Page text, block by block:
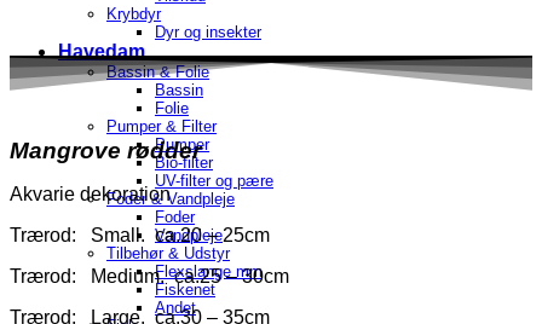
Krybdyr
Dyr og insekter
Havedam
Bassin & Folie
Bassin
Folie
Pumper & Filter
Pumper
Bio-filter
UV-filter og pære
Foder & Vandpleje
Foder
Vandpleje
Tilbehør & Udstyr
Flexslange mm
Fiskenet
Andet
Mangrove rødder
Akvarie dekoration
Trærod: Small. ca.20 – 25cm
Trærod: Medium. ca.25 – 30cm
Trærod: Large. ca.30 – 35cm